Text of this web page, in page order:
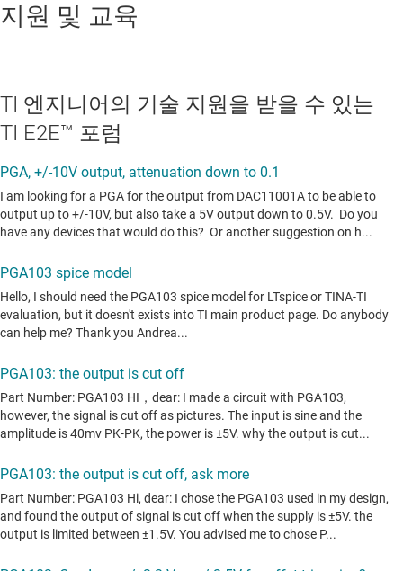
지원 및 교육
TI 엔지니어의 기술 지원을 받을 수 있는
TI E2E™ 포럼